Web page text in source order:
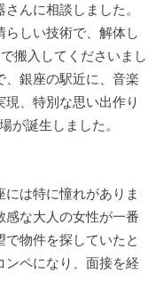
んに相談しました。
しい技術で、解体し
搬入してくださいまし
、銀座の駅近に、音楽
、特別な思い出作り
が誕生しました。
は特に憧れがありま
な大人の女性が一番
物件を探していたと
ンペになり、面接を経